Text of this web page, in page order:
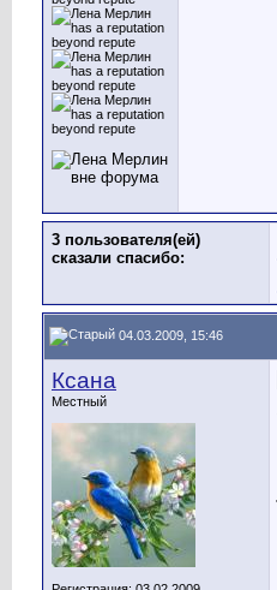
3 пользователя(ей)
сказали cпасибо:
04.03.2009, 15:46
Ксана
Местный